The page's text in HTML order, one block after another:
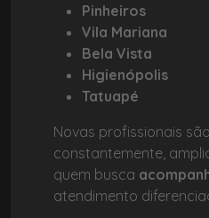
Pinheiros
Vila Mariana
Bela Vista
Higienópolis
Tatuapé
Novas profissionais
constantemente,
quem busca
atendimento